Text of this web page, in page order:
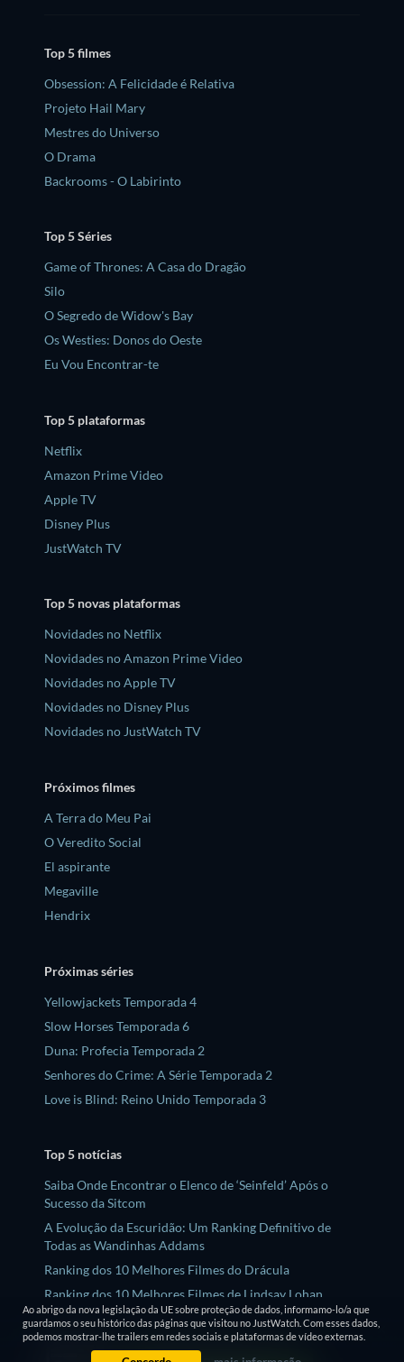
Top 5 filmes
Obsession: A Felicidade é Relativa
Projeto Hail Mary
Mestres do Universo
O Drama
Backrooms - O Labirinto
Top 5 Séries
Game of Thrones: A Casa do Dragão
Silo
O Segredo de Widow's Bay
Os Westies: Donos do Oeste
Eu Vou Encontrar-te
Top 5 plataformas
Netflix
Amazon Prime Video
Apple TV
Disney Plus
JustWatch TV
Top 5 novas plataformas
Novidades no Netflix
Novidades no Amazon Prime Video
Novidades no Apple TV
Novidades no Disney Plus
Novidades no JustWatch TV
Próximos filmes
A Terra do Meu Pai
O Veredito Social
El aspirante
Megaville
Hendrix
Próximas séries
Yellowjackets Temporada 4
Slow Horses Temporada 6
Duna: Profecia Temporada 2
Senhores do Crime: A Série Temporada 2
Love is Blind: Reino Unido Temporada 3
Top 5 notícias
Saiba Onde Encontrar o Elenco de ‘Seinfeld’ Após o
Sucesso da Sitcom
A Evolução da Escuridão: Um Ranking Definitivo de
Todas as Wandinhas Addams
Ranking dos 10 Melhores Filmes do Drácula
Ranking dos 10 Melhores Filmes de Lindsay Lohan
Os 10 Melhores Filmes e Séries de Jeremy Allen White
Ao abrigo da nova legislação da UE sobre proteção de dados, informamo-lo/a que
guardamos o seu histórico das páginas que visitou no JustWatch. Com esses dados,
podemos mostrar-lhe trailers em redes sociais e plataformas de vídeo externas.